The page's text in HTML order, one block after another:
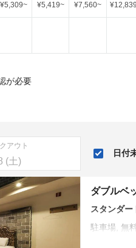
¥5,309~ ¥5,419~ ¥7,560~ ¥12,839
が必要
アウト
日付
スタンダー
ダブルベ